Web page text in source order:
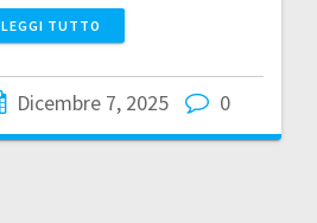
LEGGI TUTTO
Dicembre 7, 2025 0